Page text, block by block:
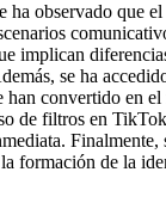
ha observado que
implican
se ha
han convertido en
de filtros en
formación de la